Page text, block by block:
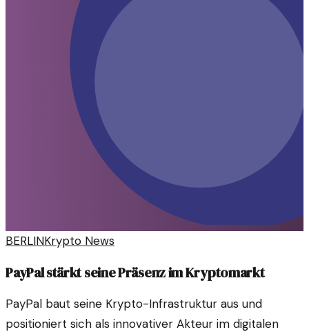
BERLINKrypto News
PayPal stärkt seine Präsenz im Kryptomarkt
PayPal baut seine Krypto-Infrastruktur aus und
positioniert sich als innovativer Akteur im digitalen